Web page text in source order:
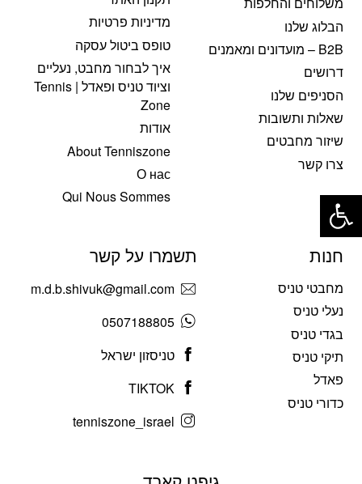
הבלוג שלנו
B2B – מועדונים ומאמנים
דרושים
הסניפים שלנו
שאלות ותשובות
שיזור מחבטים
צרו קשר
מדיניות פרטיות
טופס ביטול עסקה
איך לבחור מחבט, נעליים
וציוד טניס ופאדל | Tennis
Zone
אודות
About Tenniszone
О нас
Qui Nous Sommes
חנות
מחבטי טניס
נעלי טניס
בגדי טניס
תיקי טניס
פאדל
כדורי טניס
תשמרו על קשר
m.d.b.shivuk@gmail.com
0507188805
טניסזון ישראל
TIKTOK
tenniszone_israel
פתח סרגל נגישות